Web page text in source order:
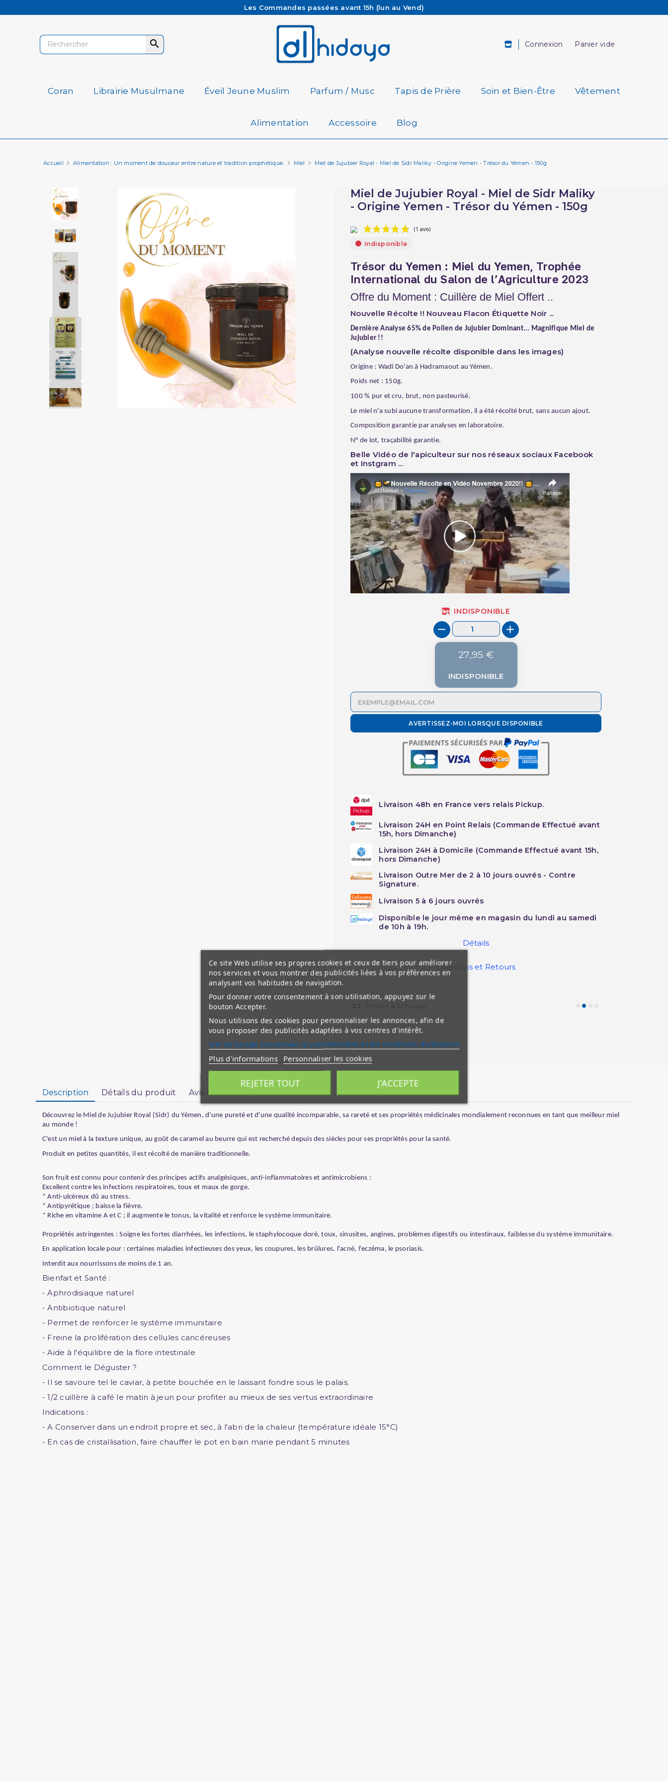
Les Commandes passées avant 15h (lun au Vend)
Besoin d'aide ? Retrouvez notre FAQ
Livraison offerte à partir de 65€ d'achat*
 Connexion Panier vide
Coran Librairie Musulmane Éveil Jeune Muslim Parfum / Musc Tapis de Prière Soin et Bien-Être Vêtement
Alimentation Accessoire Blog
Accueil Alimentation : Un moment de douceur entre nature et tradition prophétique. Miel Miel de Jujubier Royal - Miel de Sidr Maliky - Origine Yemen - Trésor du Yémen - 150g
Miel de Jujubier Royal - Miel de Sidr Maliky
- Origine Yemen - Trésor du Yémen - 150g
(1 avis)
Indisponible
Trésor du Yemen : Miel du Yemen, Trophée
International du Salon de l’Agriculture 2023
Offre du Moment : Cuillère de Miel Offert ..
Nouvelle Récolte !! Nouveau Flacon Étiquette Noir ...
Dernière Analyse 65% de Pollen de Jujubier Dominant... Magnifique Miel de
Jujubier !!
(Analyse nouvelle récolte disponible dans les images)
Origine : Wadi Do'an à Hadramaout au Yémen.
Poids net : 150g.
100 % pur et cru, brut, non pasteurisé.
Le miel n'a subi aucune transformation, il a été récolté brut, sans aucun ajout.
Composition garantie par analyses en laboratoire.
N° de lot, traçabilité garantie.
Belle Vidéo de l'apiculteur sur nos réseaux sociaux Facebook
et Instgram ...
INDISPONIBLE
27,95 €
INDISPONIBLE
AVERTISSEZ-MOI LORSQUE DISPONIBLE
Livraison 48h en France vers relais Pickup.
Livraison 24H en Point Relais (Commande Effectué avant
15h, hors Dimanche)
Livraison 24H à Domicile (Commande Effectué avant 15h,
hors Dimanche)
Livraison Outre Mer de 2 à 10 jours ouvrés - Contre
Signature.
Livraison 5 à 6 jours ouvrés
Disponible le jour même en magasin du lundi au samedi
de 10h à 19h.
Détails
Livraisons et Retours
Description Détails du produit Avis clients
Découvrez le Miel de Jujubier Royal (Sidr) du Yémen, d'une pureté et d'une qualité incomparable, sa rareté et ses propriétés médicinales mondialement reconnues en tant que meilleur miel
au monde !
C'est un miel à la texture unique, au goût de caramel au beurre qui est recherché depuis des siècles pour ses propriétés pour la santé.
Produit en petites quantités, il est récolté de manière traditionnelle.
Son fruit est connu pour contenir des principes actifs analgésiques, anti-inflammatoires et antimicrobiens :
Excellent contre les infections respiratoires, toux et maux de gorge.
* Anti-ulcéreux dû au stress.
* Antipyrétique ; baisse la fièvre.
* Riche en vitamine A et C ; il augmente le tonus, la vitalité et renforce le système immunitaire.
Propriétés astringentes : Soigne les fortes diarrhées, les infections, le staphylocoque doré, toux, sinusites, angines, problèmes digestifs ou intestinaux, faiblesse du système immunitaire.
En application locale pour : certaines maladies infectieuses des yeux, les coupures, les brûlures, l'acné, l'eczéma, le psoriasis.
Interdit aux nourrissons de moins de 1 an.
Bienfait et Santé :
- Aphrodisiaque naturel
- Antibiotique naturel
- Permet de renforcer le système immunitaire
- Freine la prolifération des cellules cancéreuses
- Aide à l'équilibre de la flore intestinale
Comment le Déguster ?
- Il se savoure tel le caviar, à petite bouchée en le laissant fondre sous le palais.
- 1/2 cuillère à café le matin à jeun pour profiter au mieux de ses vertus extraordinaire
Indications :
- A Conserver dans un endroit propre et sec, à l'abri de la chaleur (température idéale 15°C)
- En cas de cristallisation, faire chauffer le pot en bain marie pendant 5 minutes
Ce site Web utilise ses propres cookies et ceux de tiers pour améliorer
nos services et vous montrer des publicités liées à vos préférences en
analysant vos habitudes de navigation.
Pour donner votre consentement à son utilisation, appuyez sur le
bouton Accepter.
Nous utilisons des cookies pour personnaliser les annonces, afin de
vous proposer des publicités adaptées à vos centres d'intérêt.
site de Google concernant la confidentialité et les conditions d'utilisation
Plus d'informations Personnaliser les cookies
REJETER TOUT J'ACCEPTE